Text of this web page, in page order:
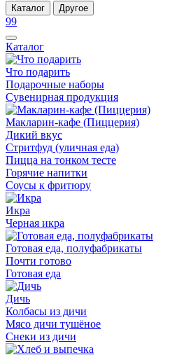
Каталог Другое
99
Каталог
Что подарить
Подарочные наборы
Сувенирная продукция
Макларин-кафе (Пиццерия)
Дикий вкус
Стритфуд (уличная еда)
Пицца на тонком тесте
Горячие напитки
Соусы к фритюру
Икра
Черная икра
Готовая еда, полуфабрикаты
Почти готово
Готовая еда
Дичь
Колбасы из дичи
Мясо дичи тушёное
Снеки из дичи